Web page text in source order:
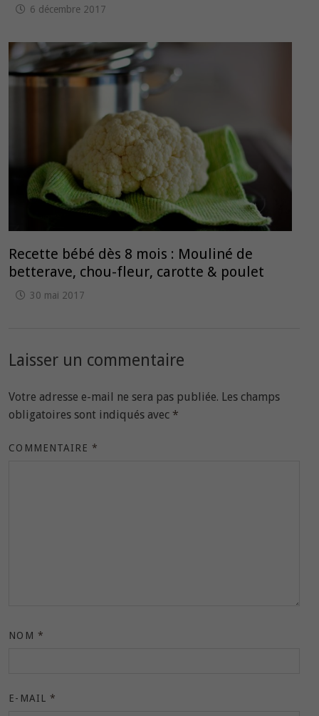
6 décembre 2017
Recette bébé dès 8 mois : Mouliné de
betterave, chou-fleur, carotte & poulet
30 mai 2017
Laisser un commentaire
Votre adresse e-mail ne sera pas publiée. Les champs
obligatoires sont indiqués avec *
COMMENTAIRE*
NOM *
E-MAIL *